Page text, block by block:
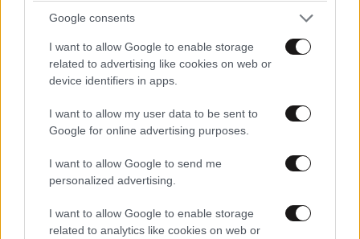
Google consents
I want to allow Google to enable storage
related to advertising like cookies on web or
device identifiers in apps.
I want to allow my user data to be sent to
Google for online advertising purposes.
I want to allow Google to send me
personalized advertising.
I want to allow Google to enable storage
related to analytics like cookies on web or
της συνεισφοράς χρημάτων, αλλά οι ίδιοι οι
εθελοντές «υιοθετούν» άπορες οικογένειες και
αναλαμβάνουν, με έξοδα του Σωματείου, να
διεκπεραιώνουν τις όποιες ανάγκες τους.
Δράσεις
Η «Αρωγή», στο πλαίσιο του πολύπλευρου
φιλανθρωπικού της έργου, δημιούργησε και
εγκαινίασε τον Νοέμβριο του 2003, ένα Κέντρο